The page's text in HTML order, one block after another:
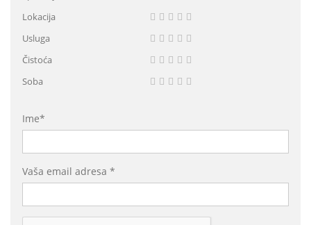
Lokacija
Usluga
Čistoća
Soba
Ime*
Vaša email adresa *